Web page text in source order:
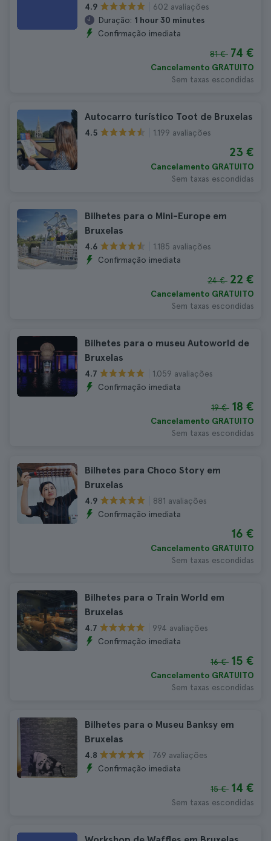
4.9
602 avaliações
Duração: 1 hour 30 minutes
Confirmação imediata
81 € 74 €
Cancelamento GRATUITO
Sem taxas escondidas
Autocarro turístico Toot de Bruxelas
4.5 1.199 avaliações
23 €
Cancelamento GRATUITO
Sem taxas escondidas
Bilhetes para o Mini-Europe em
Bruxelas
4.6
1.185 avaliações
Confirmação imediata
24 € 22 €
Cancelamento GRATUITO
Sem taxas escondidas
Bilhetes para o museu Autoworld de
Bruxelas
4.7
1.059 avaliações
Confirmação imediata
19 € 18 €
Cancelamento GRATUITO
Sem taxas escondidas
Bilhetes para Choco Story em
Bruxelas
4.9
881 avaliações
Confirmação imediata
16 €
Cancelamento GRATUITO
Sem taxas escondidas
Bilhetes para o Train World em
Bruxelas
4.7
994 avaliações
Confirmação imediata
16 € 15 €
Cancelamento GRATUITO
Sem taxas escondidas
Bilhetes para o Museu Banksy em
Bruxelas
4.8
769 avaliações
Confirmação imediata
15 € 14 €
Sem taxas escondidas